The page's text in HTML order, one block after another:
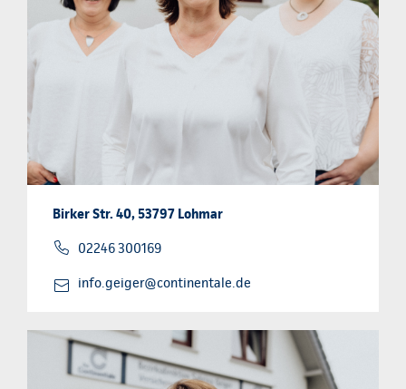
Birker Str. 40, 53797 Lohmar
02246 300169
info.geiger@continentale.de